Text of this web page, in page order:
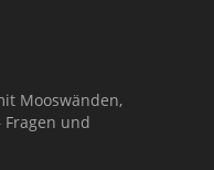
Mooswänden,
und